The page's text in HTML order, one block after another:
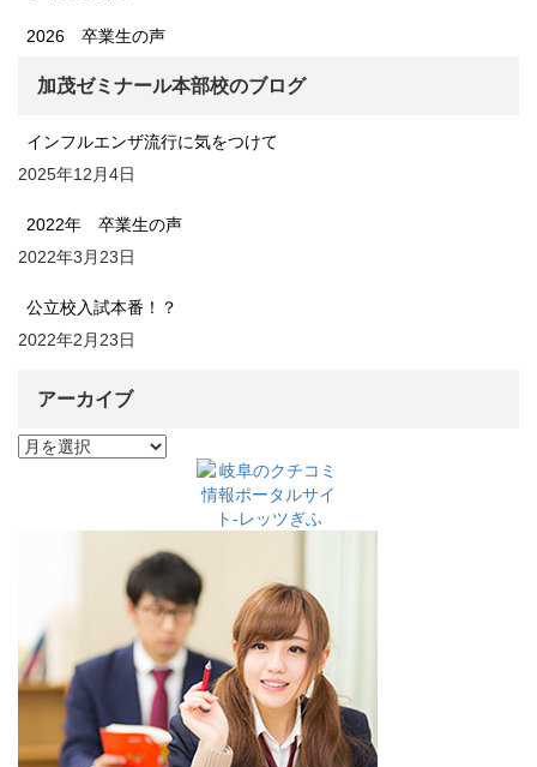
2026 卒業生の声
加茂ゼミナール本部校のブログ
インフルエンザ流行に気をつけて
2025年12月4日
2022年 卒業生の声
2022年3月23日
公立校入試本番！？
2022年2月23日
アーカイブ
ア